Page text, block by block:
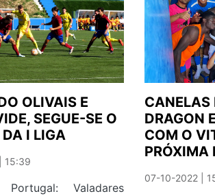
OLIVAIS E
SEGUE-SE O
I LIGA
15:39
Valadares
CANELAS
DRAGON
COM O
PRÓXIMA
07-10-2022 |